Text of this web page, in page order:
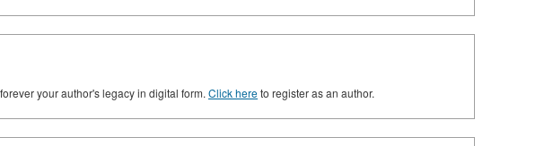
your author's legacy in digital form. Click hereto register as an author.